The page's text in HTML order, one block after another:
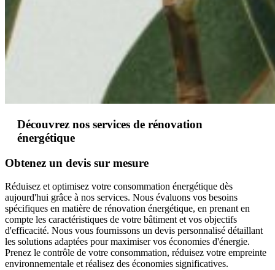
Découvrez nos services de rénovation
énergétique
Obtenez un devis sur mesure
Réduisez et optimisez votre consommation énergétique dès
aujourd'hui grâce à nos services. Nous évaluons vos besoins
spécifiques en matière de rénovation énergétique, en prenant en
compte les caractéristiques de votre bâtiment et vos objectifs
d'efficacité. Nous vous fournissons un devis personnalisé détaillant
les solutions adaptées pour maximiser vos économies d'énergie.
Prenez le contrôle de votre consommation, réduisez votre empreinte
environnementale et réalisez des économies significatives.